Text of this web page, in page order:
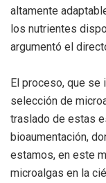
altamente
los nutrientes
argumentó el
El proceso, que se
selección de
traslado de estas
bioaumentación,
estamos, en este
microalgas en la